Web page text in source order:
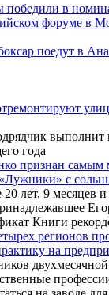
победили в
форуме в
поедут в
выполнит
года
признан самым
с
лет, 9 месяцев
Книги
регионов
на